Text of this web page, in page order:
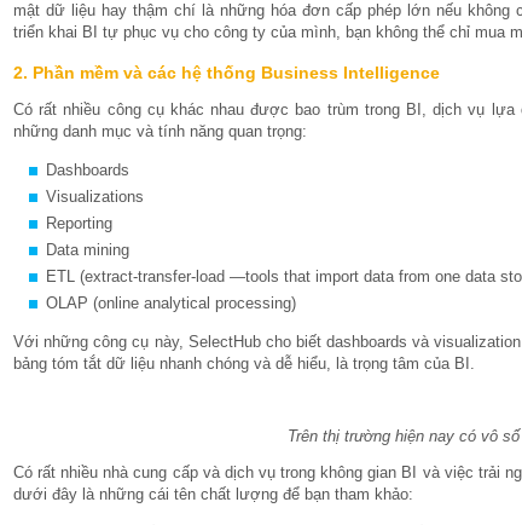
mật dữ liệu hay thậm chí là những hóa đơn cấp phép lớn nếu không
triển khai BI tự phục vụ cho công ty của mình, bạn không thể chỉ mua
2. Phần mềm và các hệ thống Business Intelligence
Có rất nhiều công cụ khác nhau được bao trùm trong BI, dịch vụ lựa
những danh mục và tính năng quan trọng:
Dashboards
Visualizations
Reporting
Data mining
ETL (extract-transfer-load —tools that import data from one data
OLAP (online analytical processing)
Với những công cụ này, SelectHub cho biết dashboards và
bảng tóm tắt dữ liệu nhanh chóng và dễ hiểu, là trọng tâm của BI.
Trên thị trường hiện nay có vô
Có rất nhiều nhà cung cấp và dịch vụ trong không gian BI và việc trải
dưới đây là những cái tên chất lượng để bạn tham khảo: